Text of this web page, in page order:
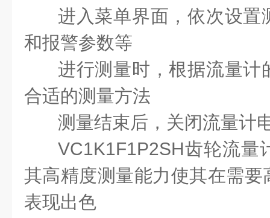
进入菜单界面，依次设置
和报警参数等
进行测量时，根据流量计
合适的测量方法
测量结束后，关闭流量计
VC1K1F1P2SH齿轮流量
其高精度测量能力使其在需
表现出色